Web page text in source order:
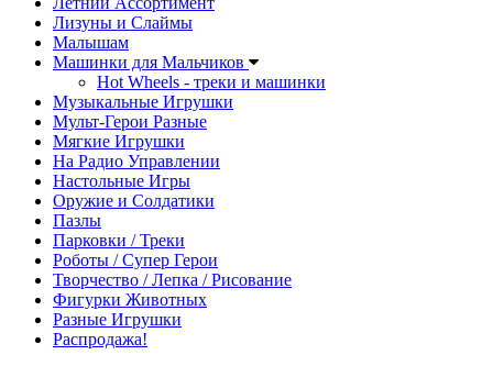
Лизуны и Слаймы
Малышам
Машинки для Мальчиков
Hot Wheels - треки и машинки
Музыкальные Игрушки
Мульт-Герои Разные
Мягкие Игрушки
На Радио Управлении
Настольные Игры
Оружие и Солдатики
Пазлы
Парковки / Треки
Роботы / Супер Герои
Творчество / Лепка / Рисование
Фигурки Животных
Разные Игрушки
Распродажа!